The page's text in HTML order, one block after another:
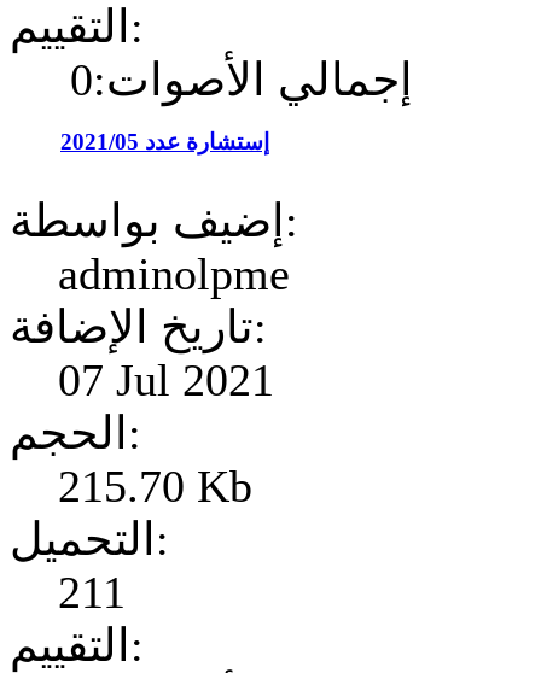
التقييم:
إجمالي الأصوات:0
إستشارة عدد 2021/05
إضيف بواسطة:
adminolpme
تاريخ الإضافة:
07 Jul 2021
الحجم:
215.70 Kb
التحميل:
211
التقييم: